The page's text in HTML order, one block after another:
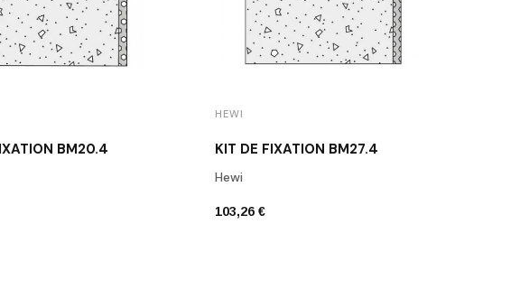
BM20.4
HEWI
KIT DE FIXATION BM27.4
Hewi
103,26 €